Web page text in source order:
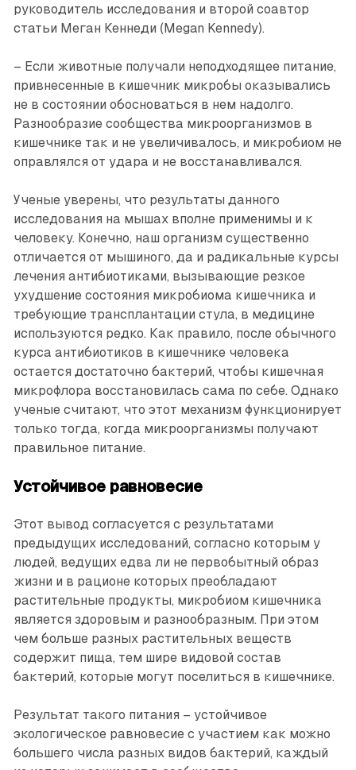
руководитель исследования и второй соавтор
статьи Меган Кеннеди (Megan Kennedy).
– Если животные получали неподходящее питание,
привнесенные в кишечник микробы оказывались
не в состоянии обосноваться в нем надолго.
Разнообразие сообщества микроорганизмов в
кишечнике так и не увеличивалось, и микробиом не
оправлялся от удара и не восстанавливался.
Ученые уверены, что результаты данного
исследования на мышах вполне применимы и к
человеку. Конечно, наш организм существенно
отличается от мышиного, да и радикальные курсы
лечения антибиотиками, вызывающие резкое
ухудшение состояния микробиома кишечника и
требующие трансплантации стула, в медицине
используются редко. Как правило, после обычного
курса антибиотиков в кишечнике человека
остается достаточно бактерий, чтобы кишечная
микрофлора восстановилась сама по себе. Однако
ученые считают, что этот механизм функционирует
только тогда, когда микроорганизмы получают
правильное питание.
Устойчивое равновесие
Этот вывод согласуется с результатами
предыдущих исследований, согласно которым у
людей, ведущих едва ли не первобытный образ
жизни и в рационе которых преобладают
растительные продукты, микробиом кишечника
является здоровым и разнообразным. При этом
чем больше разных растительных веществ
содержит пища, тем шире видовой состав
бактерий, которые могут поселиться в кишечнике.
Результат такого питания – устойчивое
экологическое равновесие с участием как можно
большего числа разных видов бактерий, каждый